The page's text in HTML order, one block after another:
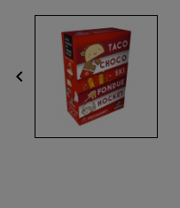
keyboard_arrow_left